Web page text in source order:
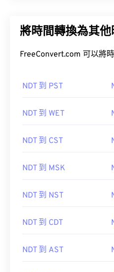
將時間轉換為其他
FreeConvert.com 可以將
NDT 到 PST
NDT 到 WET
NDT 到 CST
NDT 到 MSK
NDT 到 NST
NDT 到 CDT
NDT 到 AST